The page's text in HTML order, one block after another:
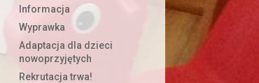
Informacja
Wyprawka
Adaptacja dla dzieci
nowoprzyjętych
Rekrutacja trwa!